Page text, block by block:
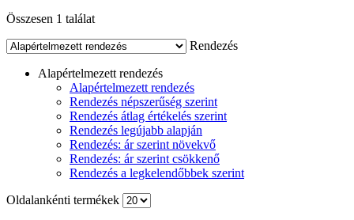
Összesen 1 találat
Rendezés
Alapértelmezett rendezés
Alapértelmezett rendezés
Rendezés népszerűség szerint
Rendezés átlag értékelés szerint
Rendezés legújabb alapján
Rendezés: ár szerint növekvő
Rendezés: ár szerint csökkenő
Rendezés a legkelendőbbek szerint
Oldalankénti termékek